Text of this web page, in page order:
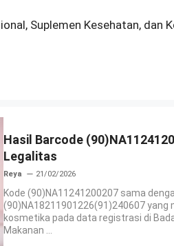
Suplemen Kesehatan, dan
Hasil Barcode
Legalitas
Reya 21/02/2026
Kode (90)NA11241200207 sama
(90)NA18211901226(91)240607 yang
kosmetika pada data registrasi di
Makanan ...